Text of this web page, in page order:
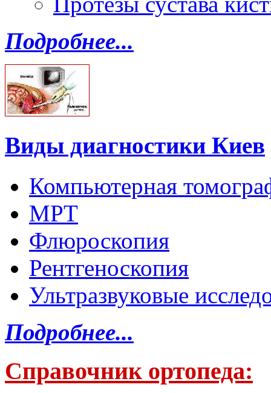
Подробнее...
Виды диагностики Киев
Компьютерная
МРТ
Флюроскопия
Рентгеноскопия
Ультразвуковые
Подробнее...
Справочник ортопеда: